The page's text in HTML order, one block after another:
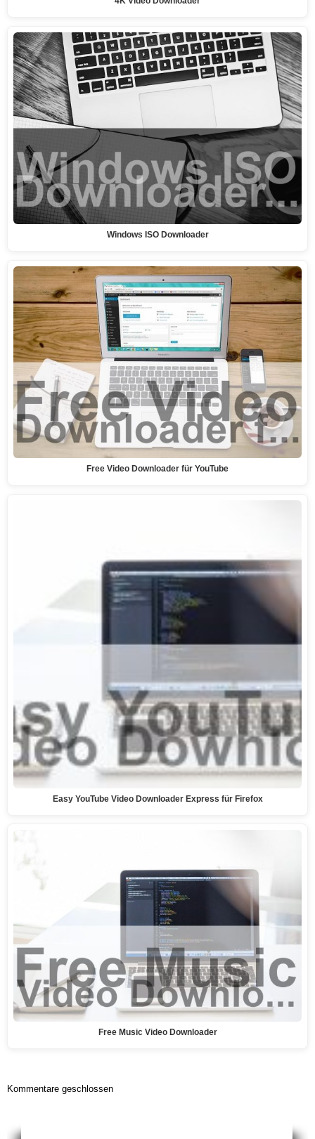
Windows ISO Downloader
Free Video Downloader für YouTube
Easy YouTube Video Downloader Express für Firefox
Free Music Video Downloader
Kommentare geschlossen